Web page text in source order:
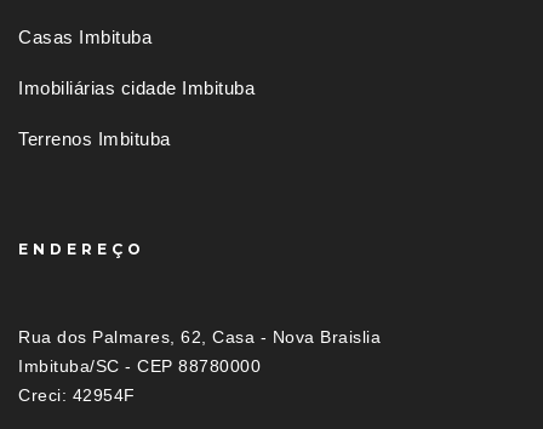
Casas Imbituba
Imobiliárias cidade Imbituba
Terrenos Imbituba
ENDEREÇO
Rua dos Palmares, 62, Casa - Nova Braislia
Imbituba/SC - CEP 88780000
Creci: 42954F